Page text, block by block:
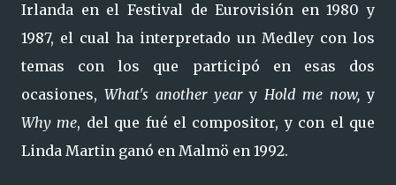
Irlanda en el Festival de Eurovisión en 1980 y
1987, el cual ha interpretado un Medley con los
temas con los que participó en esas dos
ocasiones, What's another yeary Hold me now,y
Why me, del que fué el compositor, y con el que
Linda Martin ganó en Malmö en 1992.